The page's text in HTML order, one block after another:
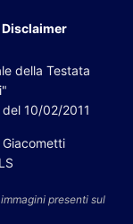
Disclaimer
della Testata
10/02/2011
Giacometti
presenti sul